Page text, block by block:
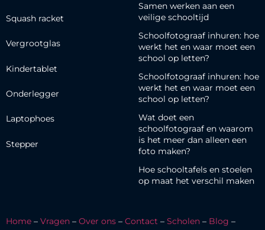
Squash racket
Vergrootglas
Kindertablet
Onderlegger
Laptophoes
Stepper
Samen werken aan een
veilige schooltijd
Schoolfotograaf inhuren: hoe
werkt het en waar moet een
school op letten?
Schoolfotograaf inhuren: hoe
werkt het en waar moet een
school op letten?
Wat doet een
schoolfotograaf en waarom
is het meer dan alleen een
foto maken?
Hoe schooltafels en stoelen
op maat het verschil maken
Home – Vragen – Over ons – Contact – Scholen – Blog –